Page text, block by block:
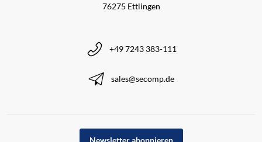
76275 Ettlingen
+49 7243 383-111
sales@secomp.de
Newsletter abonnieren